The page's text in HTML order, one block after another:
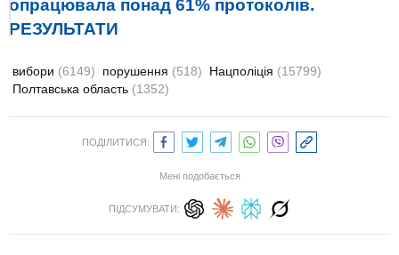
опрацювала понад 61% протоколів.
РЕЗУЛЬТАТИ
вибори (6149) порушення (518) Нацполіція (15799)
Полтавська область (1352)
ПОДІЛИТИСЯ:
Мені подобається
ПІДСУМУВАТИ: